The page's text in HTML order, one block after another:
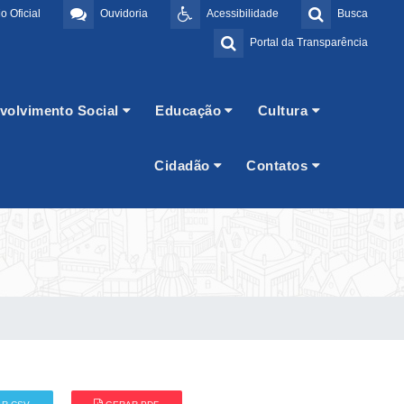
Busca
Acessibilidade
Ouvidoria
Oficial
Portal da Transparência
Social Educação Cultura
Cidadão Contatos